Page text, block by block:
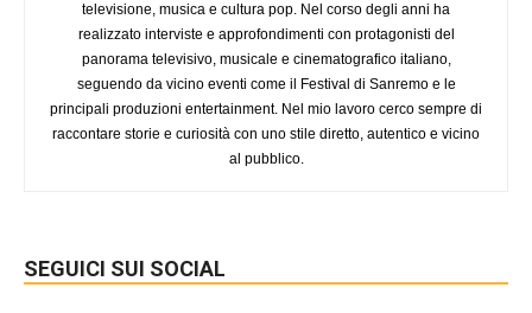
televisione, musica e cultura pop. Nel corso degli anni ha
realizzato interviste e approfondimenti con protagonisti del
panorama televisivo, musicale e cinematografico italiano,
seguendo da vicino eventi come il Festival di Sanremo e le
principali produzioni entertainment. Nel mio lavoro cerco sempre di
raccontare storie e curiosità con uno stile diretto, autentico e vicino
al pubblico.
SEGUICI SUI SOCIAL